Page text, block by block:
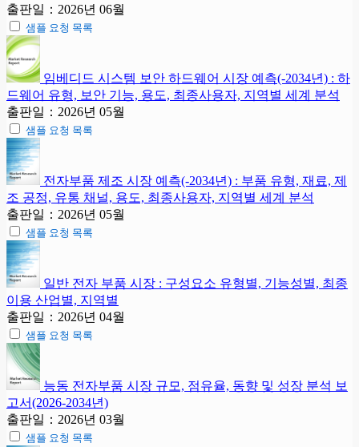
출판일：2026년 06월
샘플 요청 목록
임베디드 시스템 보안 하드웨어 시장 예측(-2034년) : 하
드웨어 유형, 보안 기능, 용도, 최종사용자, 지역별 세계 분석
출판일：2026년 05월
샘플 요청 목록
전자부품 제조 시장 예측(-2034년) : 부품 유형, 재료, 제
조 공정, 유통 채널, 용도, 최종사용자, 지역별 세계 분석
출판일：2026년 05월
샘플 요청 목록
일반 전자 부품 시장 : 구성요소 유형별, 기능성별, 최종
이용 산업별, 지역별
출판일：2026년 04월
샘플 요청 목록
능동 전자부품 시장 규모, 점유율, 동향 및 성장 분석 보
고서(2026-2034년)
출판일：2026년 03월
샘플 요청 목록